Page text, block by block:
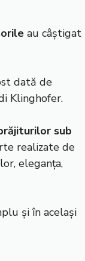
au câștigat
dată de
Klinghofer.
sub
realizate de
eleganța,
și în același